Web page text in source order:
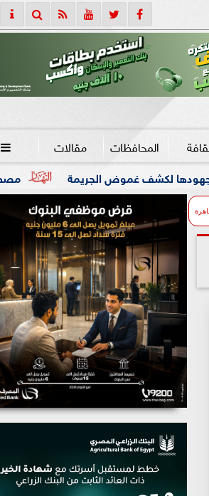
المحافظات مقالات 
مصطفي كامل يعلن